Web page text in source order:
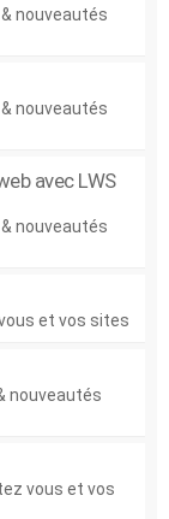
nouveautés
nouveautés
avec LWS
nouveautés
et vos sites
nouveautés
vous et vos